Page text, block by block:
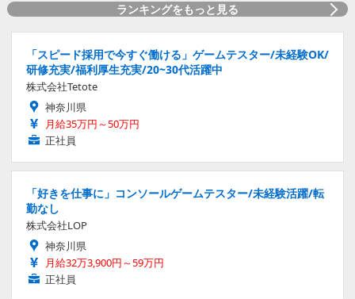
ランキングをもっと見る
「スピード採用で今すぐ働ける」ゲームテスター/未経験OK/
研修充実/福利厚生充実/20~30代活躍中
株式会社Tetote
神奈川県
月給35万円～50万円
正社員
「好きを仕事に」コンソールゲームテスター/未経験活躍/転
勤なし
株式会社LOP
神奈川県
月給32万3,900円～59万円
正社員